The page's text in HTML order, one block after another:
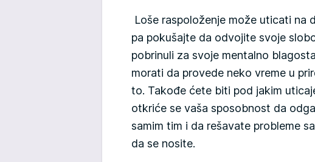
Loše raspoloženje može uticati na
pa pokušajte da odvojite svoje
pobrinuli za svoje mentalno
morati da provede neko vreme u
to. Takođe ćete biti pod jakim
otkriće se vaša sposobnost da
samim tim i da rešavate probleme
da se nosite.